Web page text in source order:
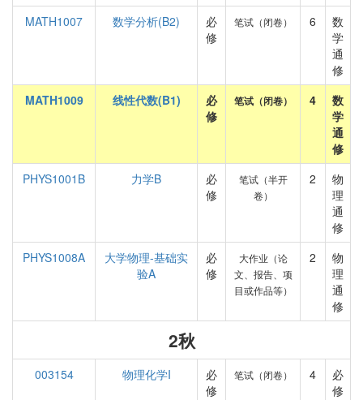
MATH1007
数学分析(B2)
必
修
笔试（闭卷） 6
数
学
通
修
MATH1009
线性代数(B1)
必
修
笔试（闭卷） 4
数
学
通
修
PHYS1001B
力学B
必
修
笔试（半开
卷）
2
物
理
通
修
PHYS1008A
大学物理-基础实
验A
必
修
大作业（论
文、报告、项
目或作品等）
2
物
理
通
修
2秋
003154 物理化学I
必
修
笔试（闭卷） 4
必
修